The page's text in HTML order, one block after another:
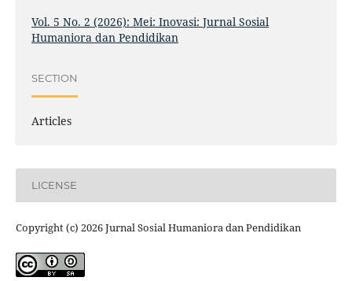
Vol. 5 No. 2 (2026): Mei: Inovasi: Jurnal Sosial
Humaniora dan Pendidikan
SECTION
Articles
LICENSE
Copyright (c) 2026 Jurnal Sosial Humaniora dan Pendidikan